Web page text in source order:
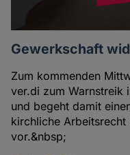
Gewerkschaft
Zum kommenden
ver.di zum Warnstreik
und begeht damit
kirchliche
vor.&nbsp;